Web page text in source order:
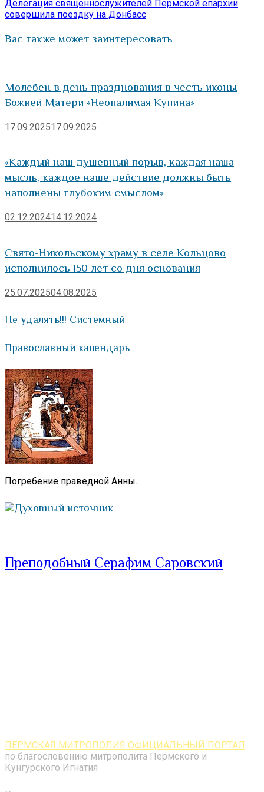
записям
запись:
Делегация священнослужителей Пермской епархии
совершила поездку на Донбасс
Вас также может заинтересовать
Молебен в день празднования в честь иконы
Божией Матери «Неопалимая Купина»
17.09.202517.09.2025
«Каждый наш душевный порыв, каждая наша
мысль, каждое наше действие должны быть
наполнены глубоким смыслом»
02.12.202414.12.2024
Свято-Никольскому храму в селе Кольцово
исполнилось 150 лет со дня основания
25.07.202504.08.2025
Не удалять!!! Системный
Православный календарь
Погребение праведной Анны.
Духовный источник
Преподобный Серафим Саровский
ПЕРМСКАЯ МИТРОПОЛИЯ ОФИЦИАЛЬНЫЙ ПОРТАЛ
по благословению митрополита Пермского и
Кунгурского Игнатия